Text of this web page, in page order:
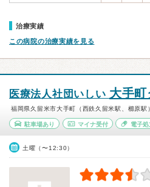
治療実績
この病院の治療実績を見る
医療法人社団いしい 大手町
福岡県久留米市大手町（西鉄久留米駅、櫛原駅）
駐車場あり マイナ受付 電子
土曜（〜12:30）